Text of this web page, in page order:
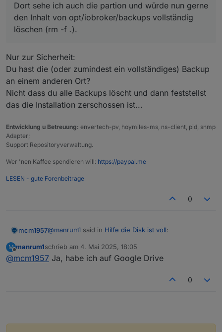
Das funktioniert aber nicht, es kommt ein:
sudo rm 'datei' Entfernen ist nicht möglich
Eingabe-/Ausgabefehler.
Woran kann das liegen, was mache ich falsch?
Dort sehe ich auch die partion und würde nun gerne
den Inhalt von opt/iobroker/backups vollständig
löschen (rm -f .).
Nur zur Sicherheit:
Du hast die (oder zumindest ein vollständiges) Backup
an einem anderen Ort?
Nicht dass du alle Backups löscht und dann feststellst
das die Installation zerschossen ist...
Entwicklung u Betreuung: envertech-pv, hoymiles-ms, ns-client, pid, snmp
Adapter;
Support Repositoryverwaltung.
Wer 'nen Kaffee spendieren will: https://paypal.me
LESEN - gute Forenbeitrage
0
mcm1957@manrum1 said in Hilfe die Disk ist voll:
@ thomas-braunBitte um Deine Unterstützung!
gerne den Inhalt von opt/iobroker/backups
Du hast die (oder zumindest ein vollständiges)
M
Offline
manrum1schrieb am 4. Mai 2025, 18:05
zuletzt editiert von
@mcm1957 Ja, habe ich auf Google Drive
0